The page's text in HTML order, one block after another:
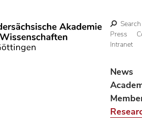
Search
Press
Intranet
News